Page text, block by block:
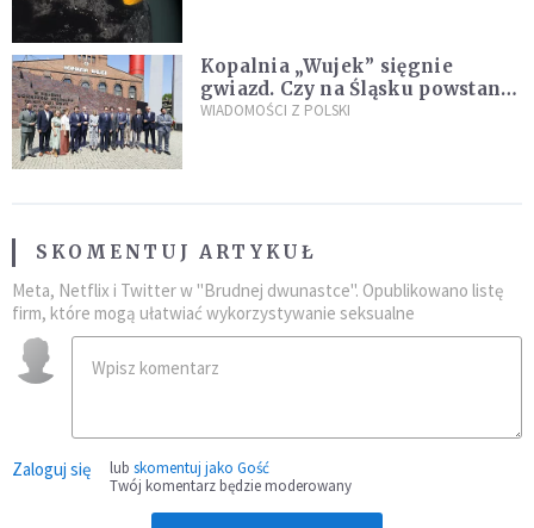
Kopalnia „Wujek” sięgnie
gwiazd. Czy na Śląsku powstanie
„Dolina Krzemowa”?
WIADOMOŚCI Z POLSKI
SKOMENTUJ ARTYKUŁ
Meta, Netflix i Twitter w "Brudnej dwunastce". Opublikowano listę
firm, które mogą ułatwiać wykorzystywanie seksualne
Zaloguj się lub skomentuj jako Gość
Twój komentarz będzie moderowany